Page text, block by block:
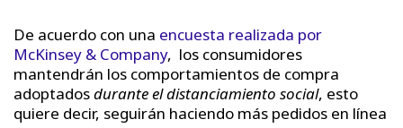
De acuerdo con una encuesta realizada por
McKinsey & Company, los consumidores
mantendrán los comportamientos de compra
adoptadosdurante el distanciamiento social, esto
quiere decir, seguirán haciendo más pedidos en línea